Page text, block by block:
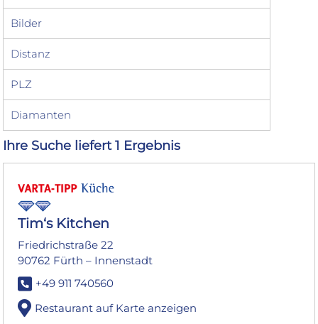
Bilder
Distanz
PLZ
Diamanten
Ihre Suche liefert 1 Ergebnis
Tim‘s Kitchen
Friedrichstraße 22
90762 Fürth – Innenstadt
+49 911 740560
Restaurant auf Karte anzeigen